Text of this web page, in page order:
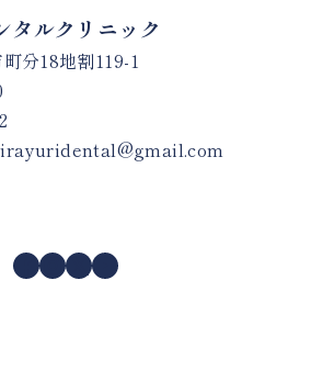
タルクリニック
分18地割119-1
Facebook InstagramXYouTube